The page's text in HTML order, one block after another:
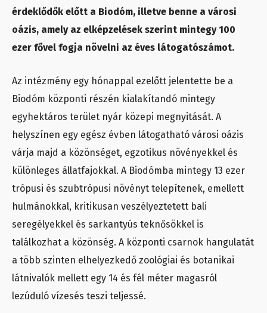
érdeklődők előtt a Biodóm, illetve benne a városi
oázis, amely az elképzelések szerint mintegy 100
ezer fővel fogja növelni az éves látogatószámot.
Az intézmény egy hónappal ezelőtt jelentette be a
Biodóm központi részén kialakítandó mintegy
egyhektáros terület nyár közepi megnyitását. A
helyszínen egy egész évben látogatható városi oázis
várja majd a közönséget, egzotikus növényekkel és
különleges állatfajokkal. A Biodómba mintegy 13 ezer
trópusi és szubtrópusi növényt telepítenek, emellett
hulmánokkal, kritikusan veszélyeztetett bali
seregélyekkel és sarkantyús teknősökkel is
találkozhat a közönség. A központi csarnok hangulatát
a több szinten elhelyezkedő zoológiai és botanikai
látnivalók mellett egy 14 és fél méter magasról
lezúduló vízesés teszi teljessé.